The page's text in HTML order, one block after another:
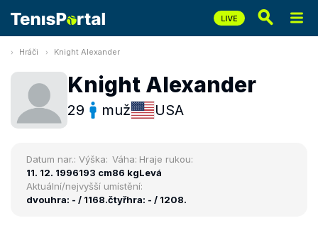
Hráči Knight Alexander
Knight Alexander
29 muž USA
Datum nar.:
11. 12. 1996
Výška:
193 cm
Váha:
86 kg
Hraje rukou:
Levá
Aktuální/nejvyšší umístění:
dvouhra: - / 1168.čtyřhra: - / 1208.